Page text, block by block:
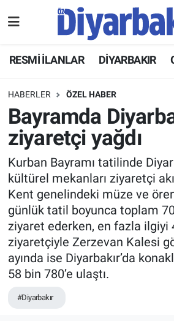
RESMİ İLANLAR DİYARBAKIR
HABERLER ÖZEL HABER
Bayramda
ziyaretçi yağdı
Kurban Bayramı tatilinde
kültürel mekanları ziyaretçi
Kent genelindeki müze ve
günlük tatil boyunca toplam
ziyaret ederken, en fazla ilgiyi
ziyaretçiyle Zerzevan Kalesi
ayında ise Diyarbakır’da
58 bin 780’e ulaştı.
#Diyarbakır
ASAYİŞ
DİYARBAKIR
EKONOMİ
GÜNDEM
BÖLGE
DÜNYA
KÜLTÜR SANAT
EĞİTİM
Hava Durumu
Namaz Vakitleri
Trafik Durumu
Süper Lig Puan Durumu ve
Tüm Manşetler
Son Dakika Haberleri
Haber Arşivi